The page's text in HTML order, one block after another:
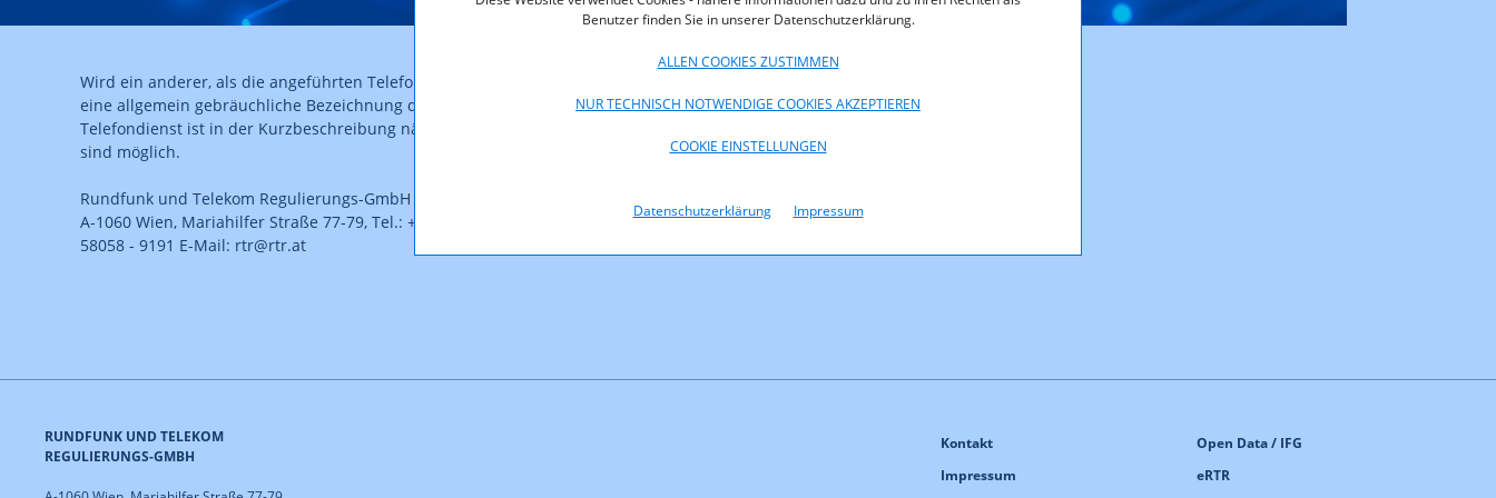
Benutzer finden Sie in unserer Datenschutzerklärung.
ALLEN COOKIES ZUSTIMMEN
NUR TECHNISCH NOTWENDIGE COOKIES AKZEPTIEREN
COOKIE EINSTELLUNGEN
Datenschutzerklärung Impressum
Wird ein anderer, als die angeführten Telefondienste angeboten, so ist hier
eine allgemein gebräuchliche Bezeichnung des Dienstes anzugeben. Der
Telefondienst ist in der Kurzbeschreibung näher zu erläutern. Mehrfachnennungen
sind möglich.
Rundfunk und Telekom Regulierungs-GmbH
A-1060 Wien, Mariahilfer Straße 77-79, Tel.: +43 (0)1 58058 - 0, Fax: +43 (0)1
58058 - 9191 E-Mail: rtr@rtr.at
RUNDFUNK UND TELEKOM
REGULIERUNGS-GMBH
Open Data / IFG
eRTR
Kontakt
Impressum